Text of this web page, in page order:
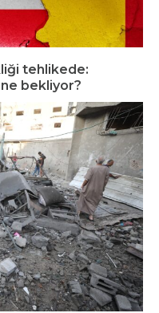
tehlikede:
bekliyor?